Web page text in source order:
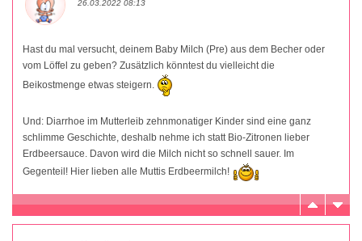
26.03.2022 08:13
Hast du mal versucht, deinem Baby Milch (Pre) aus dem Becher oder
vom Löffel zu geben? Zusätzlich könntest du vielleicht die
Beikostmenge etwas steigern.
Und: Diarrhoe im Mutterleib zehnmonatiger Kinder sind eine ganz
schlimme Geschichte, deshalb nehme ich statt Bio-Zitronen lieber
Erdbeersauce. Davon wird die Milch nicht so schnell sauer. Im
Gegenteil! Hier lieben alle Muttis Erdbeermilch!